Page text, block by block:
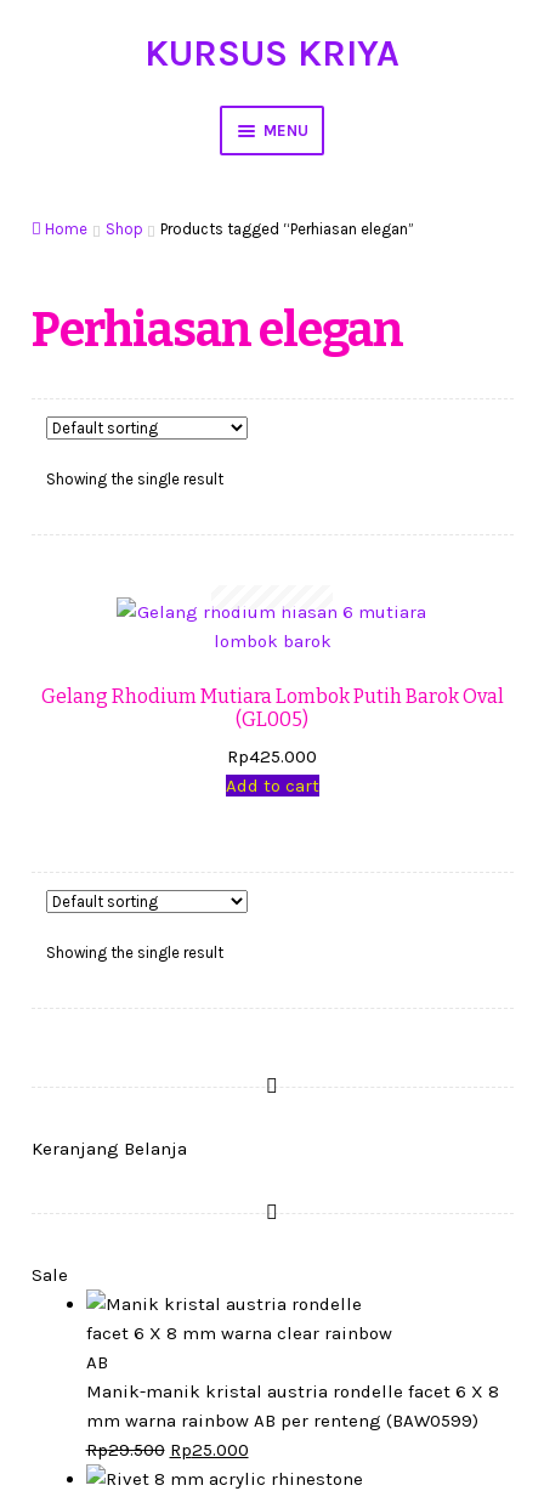
KURSUS KRIYA
MENU
Workshop Membuat Bunga Dari Stocking
My Account
Cart
Checkout
Tentang Kami
Home Shop Products tagged “Perhiasan elegan”
Perhiasan elegan
Showing the single result
Gelang Rhodium Mutiara Lombok Putih Barok Oval
(GL005)
Rp425.000
Add to cart
Showing the single result
Keranjang Belanja
Sale
Manik-manik kristal austria rondelle facet 6 X 8
mm warna rainbow AB per renteng (BAW0599)
Rp29.500 Original
price
Rp25.000Current
price